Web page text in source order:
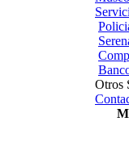
Otros